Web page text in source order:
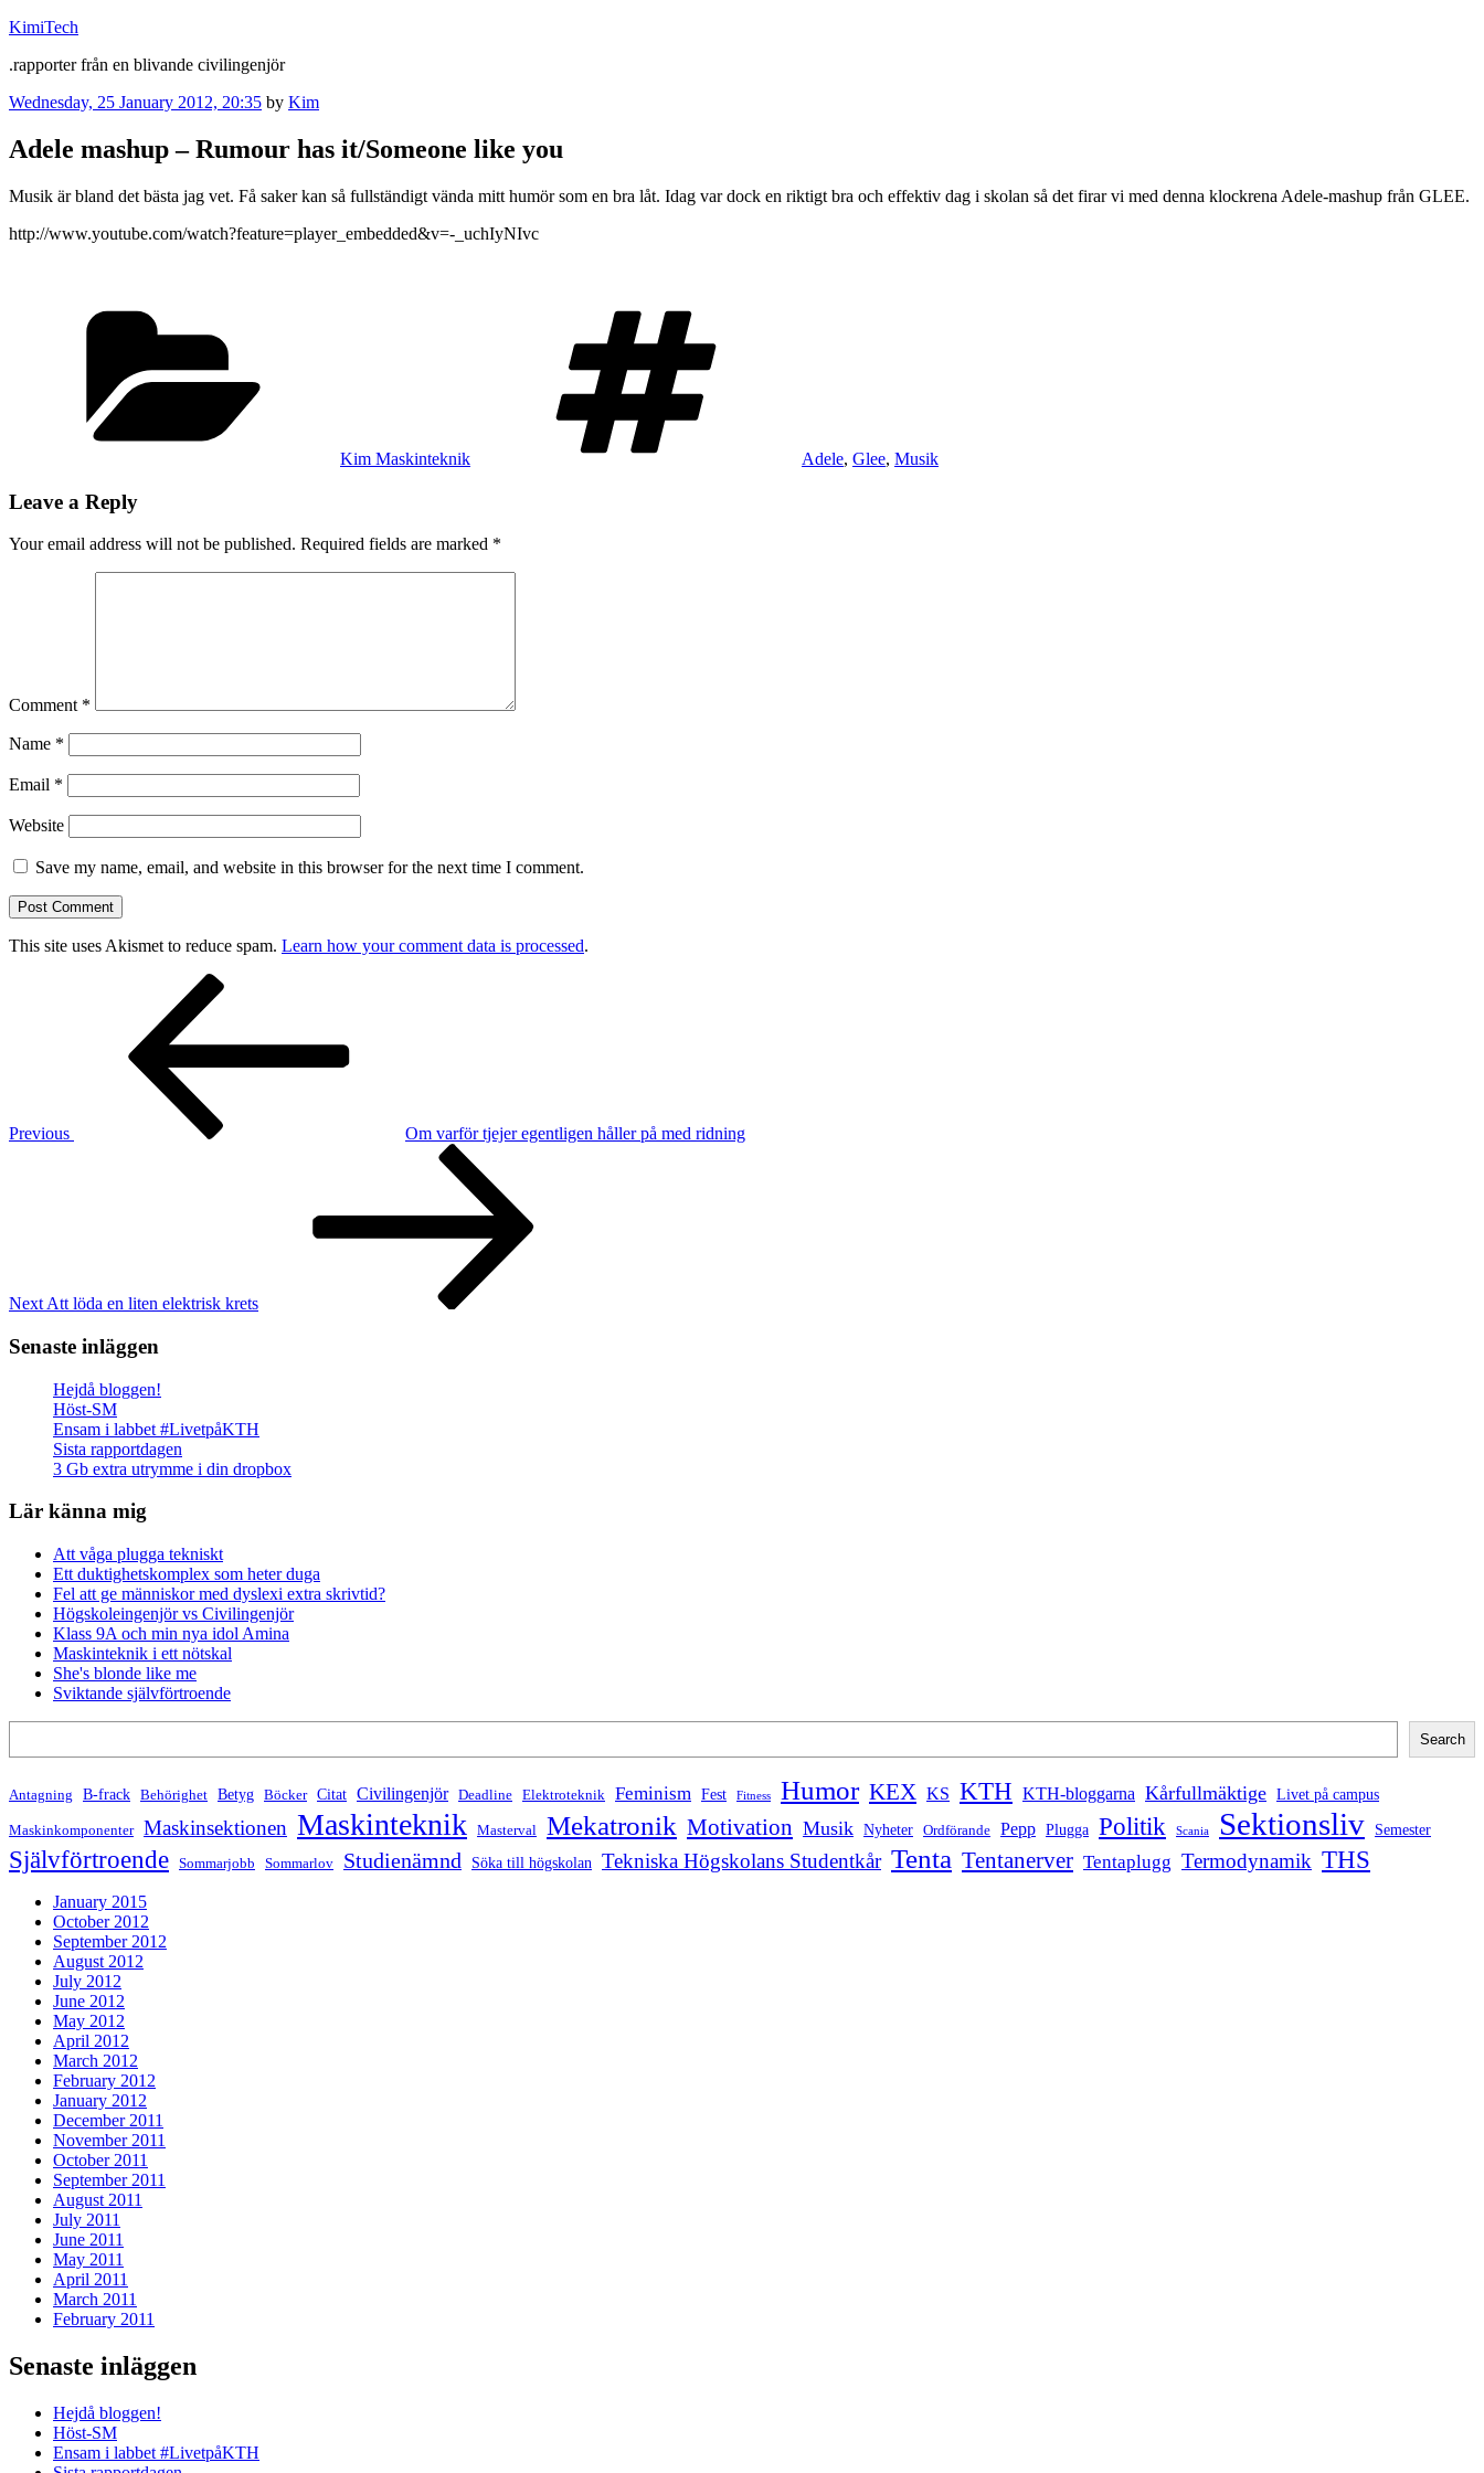
Skip
content
KimiTech
.rapporter från en blivande civilingenjör
Posted
Wednesday, 25 January 2012, 20:35 by Kim
Adele mashup – Rumour has it/Someone like you
Musik är bland det bästa jag vet. Få saker kan så fullständigt vända mitt humör som en bra låt. Idag var dock en riktigt bra och effektiv dag i skolan så det firar vi med denna klockrena Adele-mashup från GLEE.
http://www.youtube.com/watch?feature=player_embedded&v=-_uchIyNIvc
Kim Maskinteknik Adele, Glee, Musik
Leave a Reply
Your email address will not be published. Required fields are marked *
Comment *
Name *
Email *
Website
Save my name, email, and website in this browser for the next time I comment.
This site uses Akismet to reduce spam. Learn how your comment data is processed.
Previous
Om varför tjejer egentligen håller på med ridning
Next Att löda en liten elektrisk krets
Senaste inläggen
Hejdå bloggen!
Höst-SM
Ensam i labbet #LivetpåKTH
Sista rapportdagen
3 Gb extra utrymme i din dropbox
Lär känna mig
Att våga plugga tekniskt
Ett duktighetskomplex som heter duga
Fel att ge människor med dyslexi extra skrivtid?
Högskoleingenjör vs Civilingenjör
Klass 9A och min nya idol Amina
Maskinteknik i ett nötskal
She's blonde like me
Sviktande självförtroende
Search
Antagning B-frack Behörighet Betyg Böcker Citat Civilingenjör Deadline Elektroteknik Feminism Fest Fitness Humor KEX KS KTH KTH-bloggarna Kårfullmäktige Livet på campus
Maskinkomponenter Maskinsektionen Maskinteknik Masterval Mekatronik Motivation Musik Nyheter Ordförande Pepp Plugga Politik Scania Sektionsliv Semester
Självförtroende Sommarjobb Sommarlov Studienämnd Söka till högskolan Tekniska Högskolans Studentkår Tenta Tentanerver Tentaplugg Termodynamik THS
January 2015
October 2012
September 2012
August 2012
July 2012
June 2012
May 2012
April 2012
March 2012
February 2012
January 2012
December 2011
November 2011
October 2011
September 2011
August 2011
July 2011
June 2011
May 2011
April 2011
March 2011
February 2011
Senaste inläggen
Hejdå bloggen!
Höst-SM
Ensam i labbet #LivetpåKTH